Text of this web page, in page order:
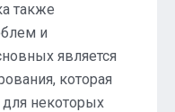
также
и
является
которая
некоторых